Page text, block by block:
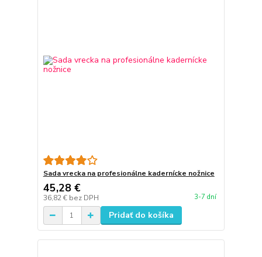
Sada vrecka na profesionálne kadernícke nožnice
45,28 €
36,82 € bez DPH 3-7 dní
Pridať do košíka